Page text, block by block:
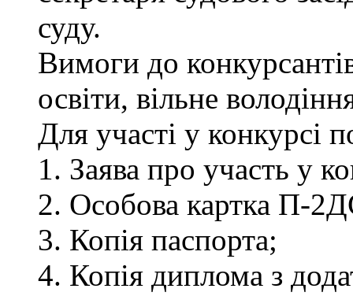
суду.
Вимоги до
освіти, вільне
Для участі у конкурсі
1. Заява про участь у
2. Особова картка П-
3. Копія паспорта;
4. Копія диплома з